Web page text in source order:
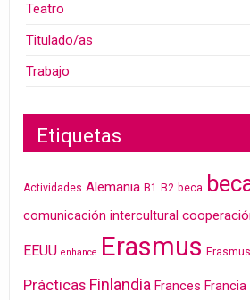
Teatro
Titulado/as
Trabajo
Etiquetas
Actividades Alemania B1 B2 beca
comunicación intercultural
EEUU enhance Erasmus
Prácticas Finlandia Frances Francia